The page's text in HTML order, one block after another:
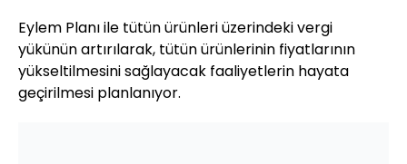
Eylem Planı ile tütün ürünleri üzerindeki vergi
yükünün artırılarak, tütün ürünlerinin fiyatlarının
yükseltilmesini sağlayacak faaliyetlerin hayata
geçirilmesi planlanıyor.